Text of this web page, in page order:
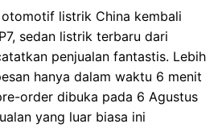
otomotif listrik China kembali
sedan listrik terbaru dari
penjualan fantastis. Lebih
hanya dalam waktu 6 menit
order dibuka pada 6 Agustus
yang luar biasa ini